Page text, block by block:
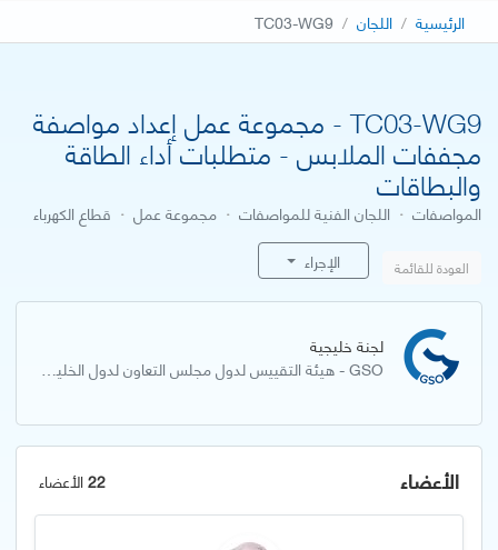
الرئيسية اللجان TC03-WG9
TC03-WG9 - مجموعة عمل إعداد مواصفة
مجففات الملابس - متطلبات أداء الطاقة
والبطاقات
المواصفات · اللجان الفنية للمواصفات · مجموعة عمل · قطاع الكهرباء
العودة للقائمة الإجراء
لجنة خليجية
GSO - هيئة التقييس لدول مجلس التعاون لدول الخليج العربية
الأعضاء 22الأعضاء